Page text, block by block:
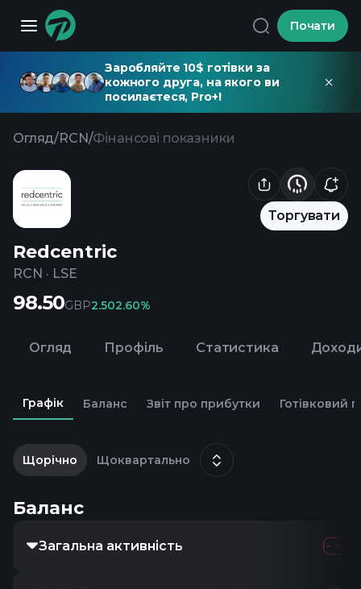
Почати
Заробляйте 10$ готівки за
кожного друга, на якого ви
посилаєтеся, Pro+!
Огляд/RCN/Фінансові показники
Торгувати
Redcentric
RCN · LSE
98.50GBP2.502.60%
Огляд Профіль Статистика
Графік Баланс Звіт про прибутки Готівковий
Щорічно Щоквартально
Баланс
Загальна активність